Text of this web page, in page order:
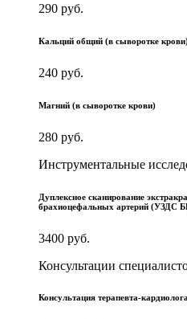
290 руб.
Кальций общий (в сыворотке
240 руб.
Магний (в сыворотке крови)
280 руб.
Инструментальные
Дуплексное сканирование
брахиоцефальных артерий (УЗДС
3400 руб.
Консультации
Консультация терапевта-